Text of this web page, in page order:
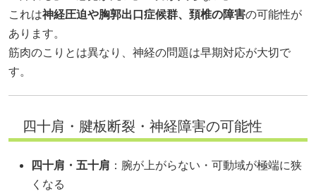
これは神経圧迫や胸郭出口症候群、頚椎の障害の可能性が
あります。
筋肉のこりとは異なり、神経の問題は早期対応が大切で
す。
四十肩・腱板断裂・神経障害の可能性
四十肩・五十肩 ：腕が上がらない・可動域が極端に狭
くなる